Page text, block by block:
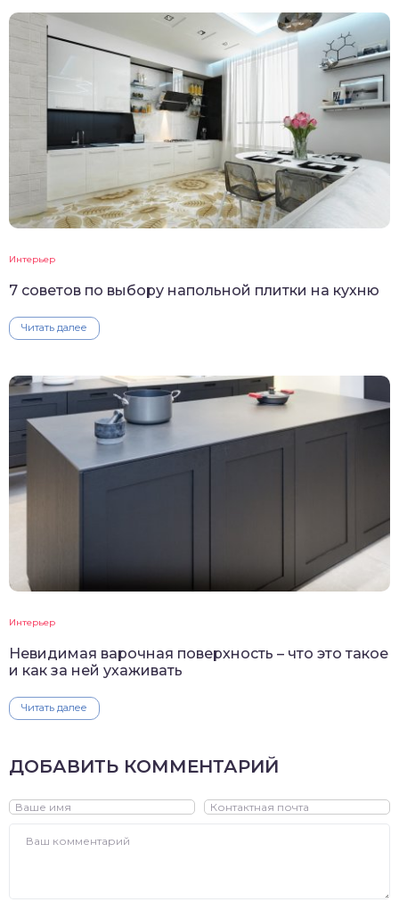
Интерьер
7 советов по выбору напольной плитки на кухню
Читать далее
Интерьер
Невидимая варочная поверхность – что это такое
и как за ней ухаживать
Читать далее
ДОБАВИТЬ КОММЕНТАРИЙ